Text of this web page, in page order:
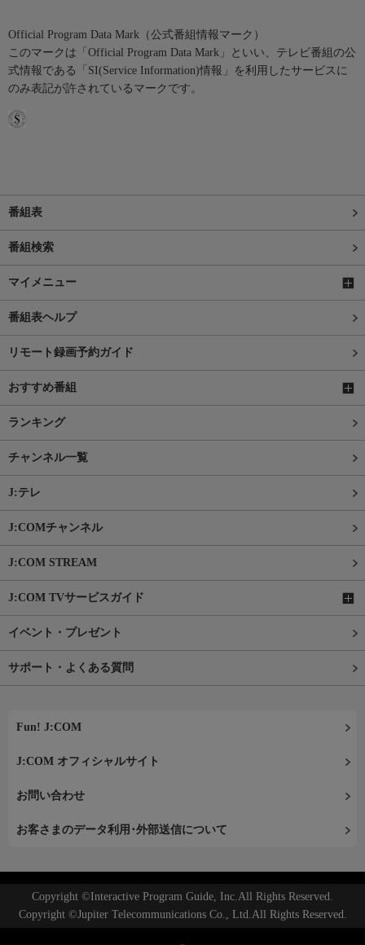
Official Program Data Mark（公式番組情報マーク）
このマークは「Official Program Data Mark」といい、テレビ番組の公
式情報である「SI(Service Information)情報」を利用したサービスに
のみ表記が許されているマークです。
番組表
番組検索
マイメニュー
番組表ヘルプ
リモート録画予約ガイド
おすすめ番組
ランキング
チャンネル一覧
J:テレ
J:COMチャンネル
J:COM STREAM
J:COM TVサービスガイド
イベント・プレゼント
サポート・よくある質問
Fun! J:COM
J:COM オフィシャルサイト
お問い合わせ
お客さまのデータ利用･外部送信について
Copyright ©Interactive Program Guide, Inc.All Rights Reserved.
Copyright ©Jupiter Telecommunications Co., Ltd.All Rights Reserved.